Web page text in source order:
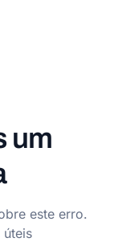
um
este erro.
úteis